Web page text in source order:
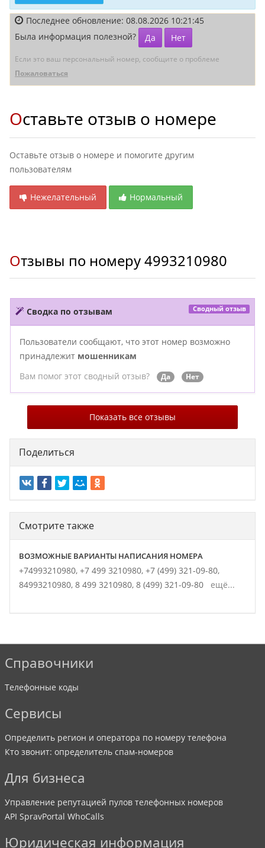
Последнее обновление: 08.08.2026 10:21:45
Была информация полезной?
Да Нет
Если это ваш персональный номер, сообщите о проблеме
Пожаловаться
Оставьте отзыв о номере
Оставьте отзыв о номере и помогите другим
пользователям
Нежелательный Нормальный
Отзывы по номеру4993210980
Сводка по отзывам Сводный отзыв
Пользователи сообщают, что этот номер возможно
принадлежит мошенникам
Вам помог этот сводный отзыв?
Да Нет
Показать все отзывы
Поделиться
Смотрите также
ВОЗМОЖНЫЕ ВАРИАНТЫ НАПИСАНИЯ НОМЕРА
+74993210980, +7 499 3210980, +7 (499) 321-09-80,
84993210980, 8 499 3210980, 8 (499) 321-09-80 ещё...
Справочники
Телефонные коды
Сервисы
Определить регион и оператора по номеру телефона
Кто звонит: определитель спам-номеров
Для бизнеса
Управление репутацией пулов телефонных номеров
API SpravPortal WhoCalls
Юридическая информация